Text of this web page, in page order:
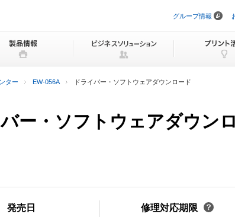
ビ
ョ
を
ッ
プ
グループ情報
ター EW-056A ドライバー・ソフトウェアダウンロード
ー・ソフトウェアダウン
発売日
修理対応期限